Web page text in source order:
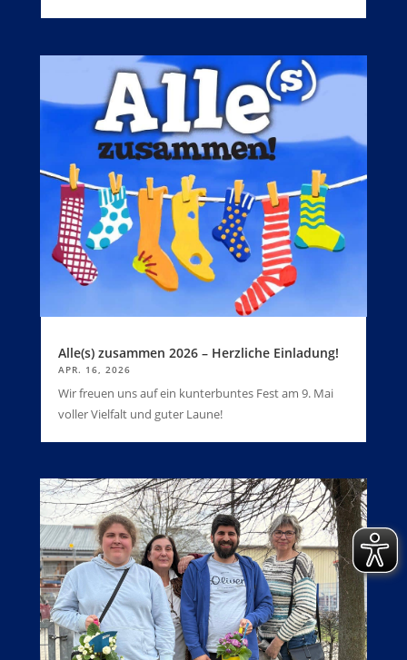
Alle(s) zusammen 2026 – Herzliche Einladung!
APR. 16, 2026
Wir freuen uns auf ein kunterbuntes Fest am 9. Mai
voller Vielfalt und guter Laune!